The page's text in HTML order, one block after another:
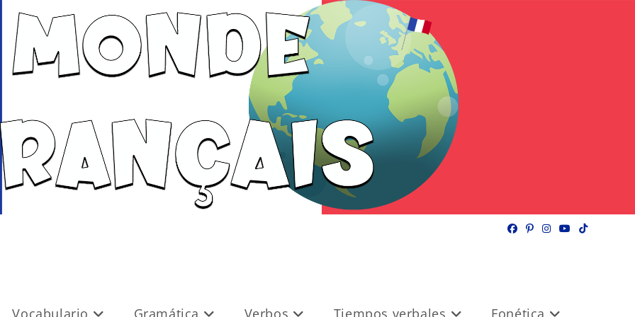
Vocabulario Gramática Verbos Tiempos verbales Fonética